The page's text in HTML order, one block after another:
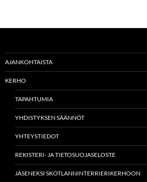
AJANKOHTAISTA
KERHO
TAPAHTUMIA
YHDISTYKSEN SÄÄNNÖT
YHTEYSTIEDOT
REKISTERI- JA TIETOSUOJASELOSTE
JÄSENEKSI SKOTLANNINTERRIERIKERHOON